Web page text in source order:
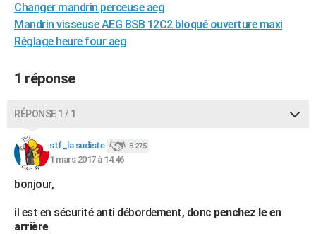
Destinations
City break
Voyage nature
Voyage de noces
Forum
Climat
+PHOTO
GUIDES D'ACHAT
BONS PLANS
Dictionnaire
Biographies
Citations
Expressions
Proverbes
PROGRAMME TV
COPAINS D'AVANT
S'inscrire
Se connecter
Lycées
Collèges
Primaires
Universités
Entreprises
Service militaire
Avis de recherche
AVIS DE DÉCÈS
Changer mandrin perceuse aeg
Mandrin visseuse AEG BSB 12C2 bloqué ouverture maxi
Réglage heure four aeg
1 réponse
RÉPONSE 1 / 1
stf_la sudiste 8 275
1 mars 2017 à 14:46
bonjour,
il est en sécurité anti débordement, donc penchez le en
arrière